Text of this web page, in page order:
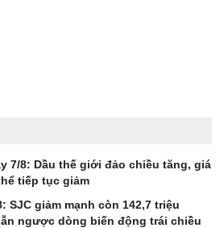
7/8: Dầu thế giới đảo chiều tăng, giá
tiếp tục giảm
SJC giảm mạnh còn 142,7 triệu
ngược dòng biến động trái chiều